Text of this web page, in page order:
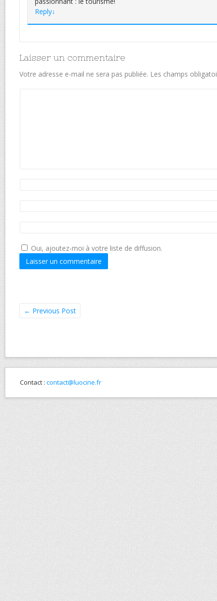
Reply↓
Laisser un commentaire
Votre adresse e-mail ne sera pas publiée. Les champs
Oui, ajoutez-moi à votre liste de diffusion.
← Previous Post
Contact : contact@luocine.fr